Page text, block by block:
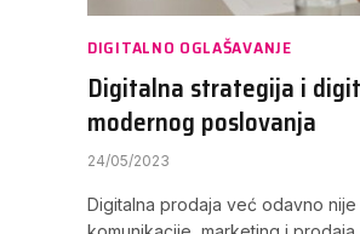
DIGITALNO OGLAŠAVANJE
Digitalna strategija i
modernog poslovanja
24/05/2023
Digitalna prodaja već odavno